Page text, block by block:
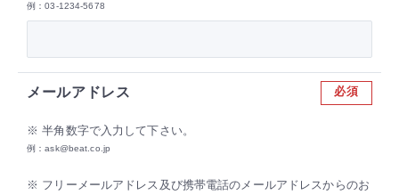
例：03-1234-5678
メールアドレス 必須
※ 半角数字で入力して下さい。
例：ask@beat.co.jp
※ フリーメールアドレス及び携帯電話のメールアドレスからのお